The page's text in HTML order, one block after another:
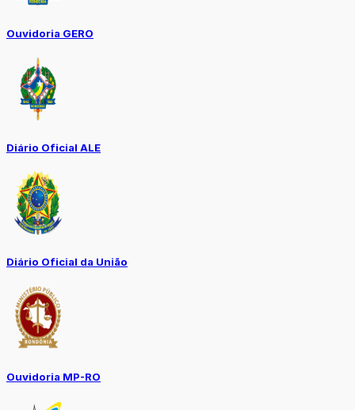
Ouvidoria GERO
Diário Oficial ALE
Diário Oficial da União
Ouvidoria MP-RO